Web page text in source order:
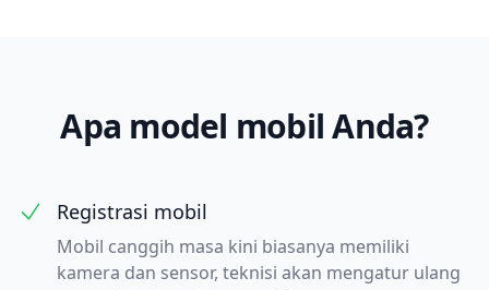
Apa model mobil Anda?
Registrasi mobil
Mobil canggih masa kini biasanya memiliki
kamera dan sensor, teknisi akan mengatur ulang